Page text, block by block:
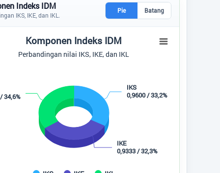
Indeks IDM
IKS, IKE, dan IKL.
Pie Batang
Indeks IDM
with 3 slices.
Komponen Indeks IDM
Perbandingan nilai IKS, IKE, dan IKL
IKS
0,9600 / 33,2%
IKE
0,9333 / 32,3%
34,6%
MOH HAERUL FATKHAN,SE
STAF KEUANGAN
RIYANTO
STAF UMUM